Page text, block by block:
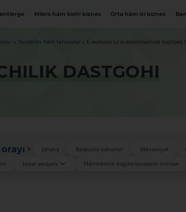
Mikro hám kishi biznes Orta hám iri biznes
Tenderler hám tańlawlar E-auksion.uz auktsionlarında kóshpes
DASTGOHI
Jańalıq Baspasóz xabarları Mánawiyat
Jaslar awqamı Mámleketlik baǵdarlamalardı orınlaw